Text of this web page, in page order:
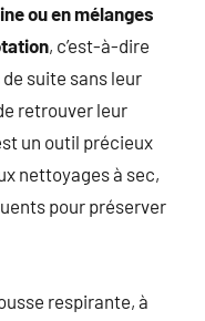
ou en mélanges
, c’est-à-dire
suite sans leur
retrouver leur
un outil précieux
nettoyages à sec,
pour préserver
respirante, à